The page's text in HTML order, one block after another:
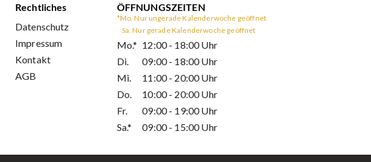
Rechtliches
Datenschutz
Impressum
Kontakt
AGB
ÖFFNUNGSZEITEN
*Mo. Nur ungeradeKalenderwoche geöffnet
Sa. Nur geradeKalenderwoche geöffnet
Mo.* 12:00 - 18:00 Uhr
Di.
09:00 - 18:00 Uhr
Mi.
11:00 - 20:00 Uhr
Do.
10:00 - 20:00 Uhr
Fr.
09:00 - 19:00 Uhr
Sa.*
09:00 - 15:00 Uhr